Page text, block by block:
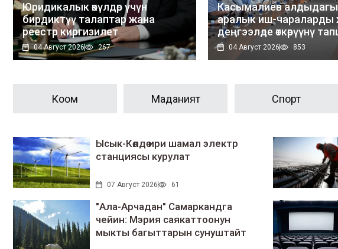
Юридикалык өкүлдөр үчүн
бирдиктүү талаптар жана
реестр киргизилет
04 Август 2026 267
Касымалиев алдыдагы
аралык иш-чараларды
деңгээлде өткөрүүнү
04 Август 2026 853
Коом Маданият Спорт
Ысык-Көлдө ири шамал электр
станциясы курулат
07 Август 2026 61
"Ала-Арчадан" Самаркандга
чейин: Мэрия саякаттоонун
мыкты багыттарын сунуштайт